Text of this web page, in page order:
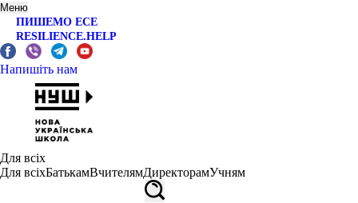
Меню
ПИШЕМО ЕСЕ
RESILIENCE.HELP
Напишіть нам
Для всіх
Для всіхБатькамВчителямДиректорамУчням